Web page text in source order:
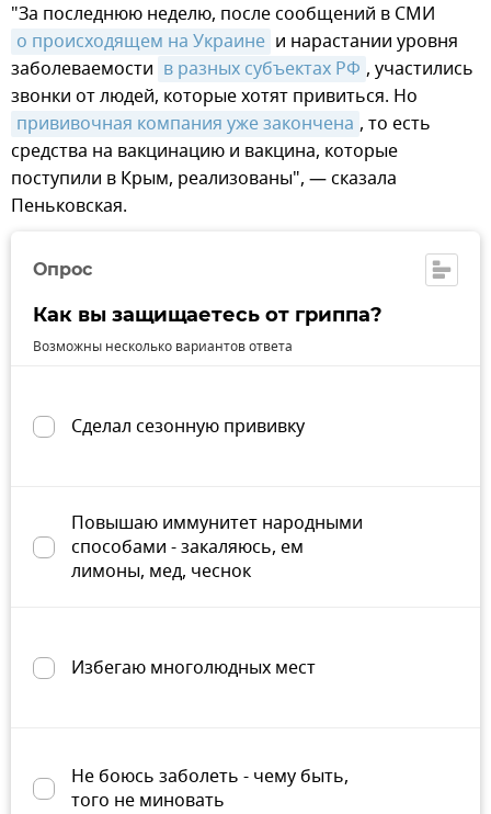
"За последнюю неделю, после сообщений в СМИ
о происходящем на Украине и нарастании уровня
заболеваемости в разных субъектах РФ , участились
звонки от людей, которые хотят привиться. Но
прививочная компания уже закончена , то есть
средства на вакцинацию и вакцина, которые
поступили в Крым, реализованы", — сказала
Пеньковская.
Опрос
Как вы защищаетесь от гриппа?
Возможны несколько вариантов ответа
Сделал сезонную прививку
Повышаю иммунитет народными
способами - закаляюсь, ем
лимоны, мед, чеснок
Избегаю многолюдных мест
Не боюсь заболеть - чему быть,
того не миновать